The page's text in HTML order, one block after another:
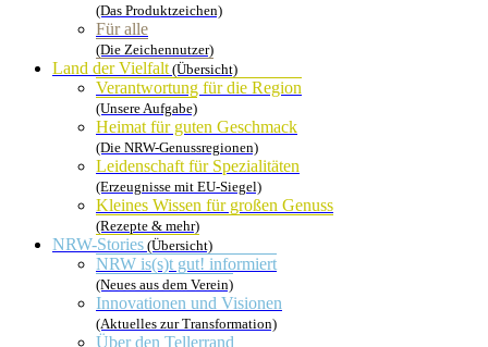
(Das Produktzeichen)
Für alle
(Die Zeichennutzer)
Land der Vielfalt(Übersicht)
Verantwortung für die Region
(Unsere Aufgabe)
Heimat für guten Geschmack
(Die NRW-Genussregionen)
Leidenschaft für Spezialitäten
(Erzeugnisse mit EU-Siegel)
Kleines Wissen für großen Genuss
(Rezepte & mehr)
NRW-Stories (Übersicht)
NRW is(s)t gut! informiert
(Neues aus dem Verein)
Innovationen und Visionen
(Aktuelles zur Transformation)
Über den Tellerrand